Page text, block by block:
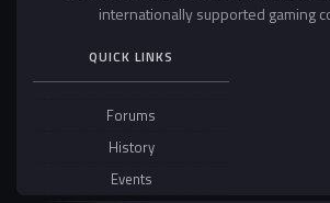
internationally supported gaming
QUICK LINKS
Forums
History
Events